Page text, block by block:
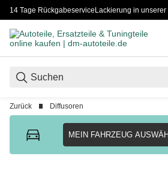
14 Tage RückgabeserviceLackierung in
Zurück Diffusoren
MEIN FAHRZEUG